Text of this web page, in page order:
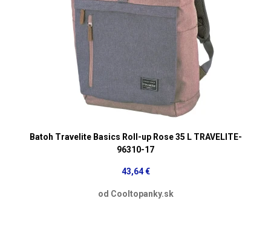
Batoh Travelite Basics Roll-up Rose 35 L TRAVELITE-
96310-17
43,64 €
od Cooltopanky.sk